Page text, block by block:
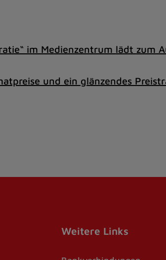
im Medienzentrum lädt zum
und ein glänzendes
Weitere Links